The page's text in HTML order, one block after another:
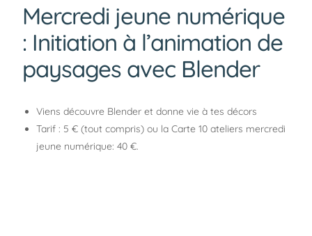
Mercredi jeune numérique
: Initiation à l’animation de
paysages avec Blender
Viens découvre Blender et donne vie à tes décors
Tarif : 5 € (tout compris) ou la Carte 10 ateliers mercredi
jeune numérique: 40 €.